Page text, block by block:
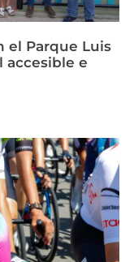
el Parque Luis
accesible e